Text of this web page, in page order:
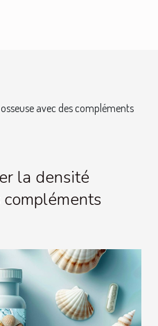
avec des compléments
la densité